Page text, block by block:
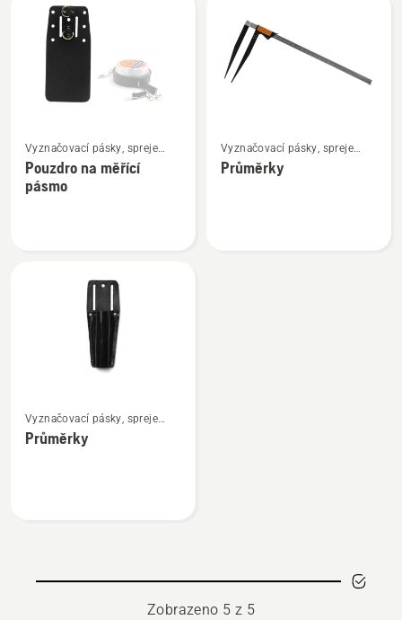
více
informací
Vyznačovací pásky, spreje
a křídy
Pouzdro na měřící
pásmo
více
informací
Vyznačovací pásky, spreje
a křídy
Průměrky
více
informací
Vyznačovací pásky, spreje
a křídy
Průměrky
Zobrazeno 5 z 5